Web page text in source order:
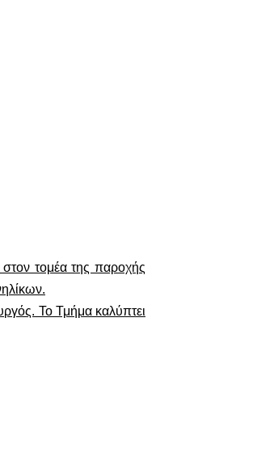
τομέα της παροχής
Το Τμήμα καλύπτει